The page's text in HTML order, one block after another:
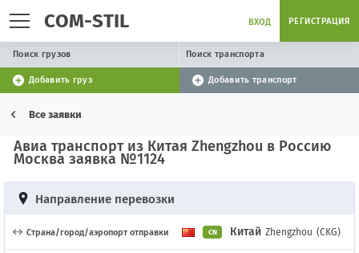
COM-STIL ВХОД РЕГИСТРАЦИЯ
Поиск грузов Поиск транспорта
Добавить груз Добавить транспорт
Все заявки
Авиа транспорт из Китая Zhengzhou в Россию
Москва заявка №1124
Направление перевозки
Страна/город/аэропорт отправки CN Китай Zhengzhou (CKG)